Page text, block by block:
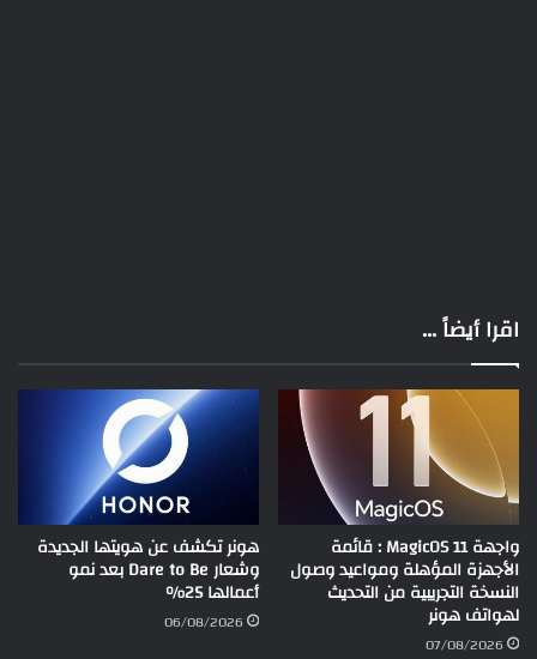
اقرا أيضاً ...
واجهة MagicOS 11 : قائمة
الأجهزة المؤهلة ومواعيد وصول
النسخة التجريبية من التحديث
لهواتف هونر
07/08/2026
هونر تكشف عن هويتها الجديدة
وشعار Dare to Be بعد نمو
أعمالها 25%
06/08/2026